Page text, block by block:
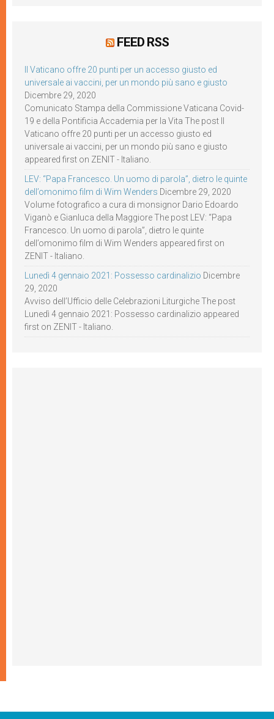
FEED RSS
Il Vaticano offre 20 punti per un accesso giusto ed
universale ai vaccini, per un mondo più sano e giusto
Dicembre 29, 2020
Comunicato Stampa della Commissione Vaticana Covid-
19 e della Pontificia Accademia per la Vita The post Il
Vaticano offre 20 punti per un accesso giusto ed
universale ai vaccini, per un mondo più sano e giusto
appeared first on ZENIT - Italiano.
LEV: “Papa Francesco. Un uomo di parola”, dietro le quinte
dell’omonimo film di Wim Wenders Dicembre 29, 2020
Volume fotografico a cura di monsignor Dario Edoardo
Viganò e Gianluca della Maggiore The post LEV: “Papa
Francesco. Un uomo di parola”, dietro le quinte
dell’omonimo film di Wim Wenders appeared first on
ZENIT - Italiano.
Lunedì 4 gennaio 2021: Possesso cardinalizio Dicembre
29, 2020
Avviso dell’Ufficio delle Celebrazioni Liturgiche The post
Lunedì 4 gennaio 2021: Possesso cardinalizio appeared
first on ZENIT - Italiano.